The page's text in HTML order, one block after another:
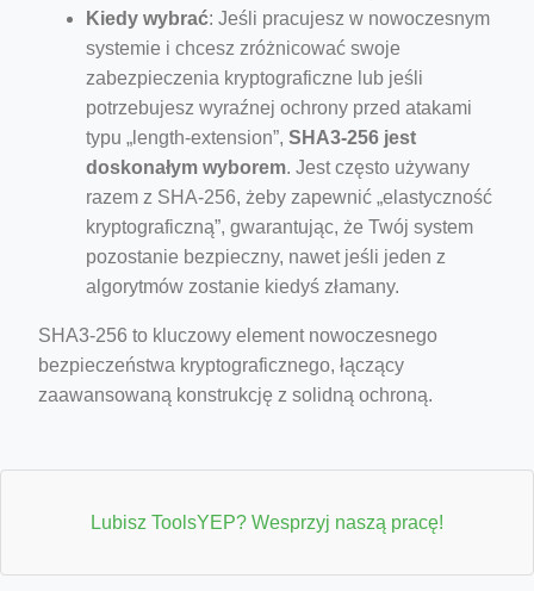
Kiedy wybrać: Jeśli pracujesz w nowoczesnym
systemie i chcesz zróżnicować swoje
zabezpieczenia kryptograficzne lub jeśli
potrzebujesz wyraźnej ochrony przed atakami
typu „length-extension”, SHA3-256 jest
doskonałym wyborem. Jest często używany
razem z SHA-256, żeby zapewnić „elastyczność
kryptograficzną”, gwarantując, że Twój system
pozostanie bezpieczny, nawet jeśli jeden z
algorytmów zostanie kiedyś złamany.
SHA3-256 to kluczowy element nowoczesnego
bezpieczeństwa kryptograficznego, łączący
zaawansowaną konstrukcję z solidną ochroną.
Lubisz ToolsYEP? Wesprzyj naszą pracę!